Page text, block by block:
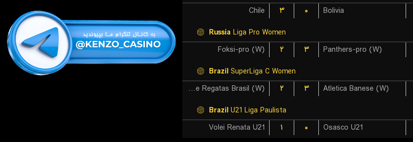
Chile
۳ ۰ Bolivia
Russia Liga Pro Women
Foksi-pro (W)
۲ ۳ Panthers-pro (W)
Brazil SuperLiga C Women
Clube De Regatas Brasil (W)
۲ ۳ Atletica Banese (W)
Brazil U21 Liga Paulista
Volei Renata U21
۱ ۰ Osasco U21